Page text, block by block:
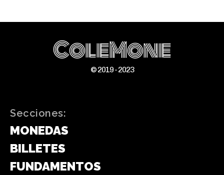
ColeMone
© 2019 - 2023
Secciones:
MONEDAS
BILLETES
FUNDAMENTOS